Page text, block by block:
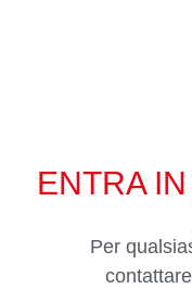
ENTRA
Per